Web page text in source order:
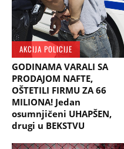
AKCIJA POLICIJE
GODINAMA VARALI SA
PRODAJOM NAFTE,
OŠTETILI FIRMU ZA 66
MILIONA! Jedan
osumnjičeni UHAPŠEN,
drugi u BEKSTVU